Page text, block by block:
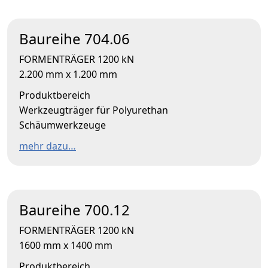
Baureihe 704.06
FORMENTRÄGER 1200 kN
2.200 mm x 1.200 mm
Produktbereich
Werkzeugträger für Polyurethan
Schäumwerkzeuge
mehr dazu…
Baureihe 700.12
FORMENTRÄGER 1200 kN
1600 mm x 1400 mm